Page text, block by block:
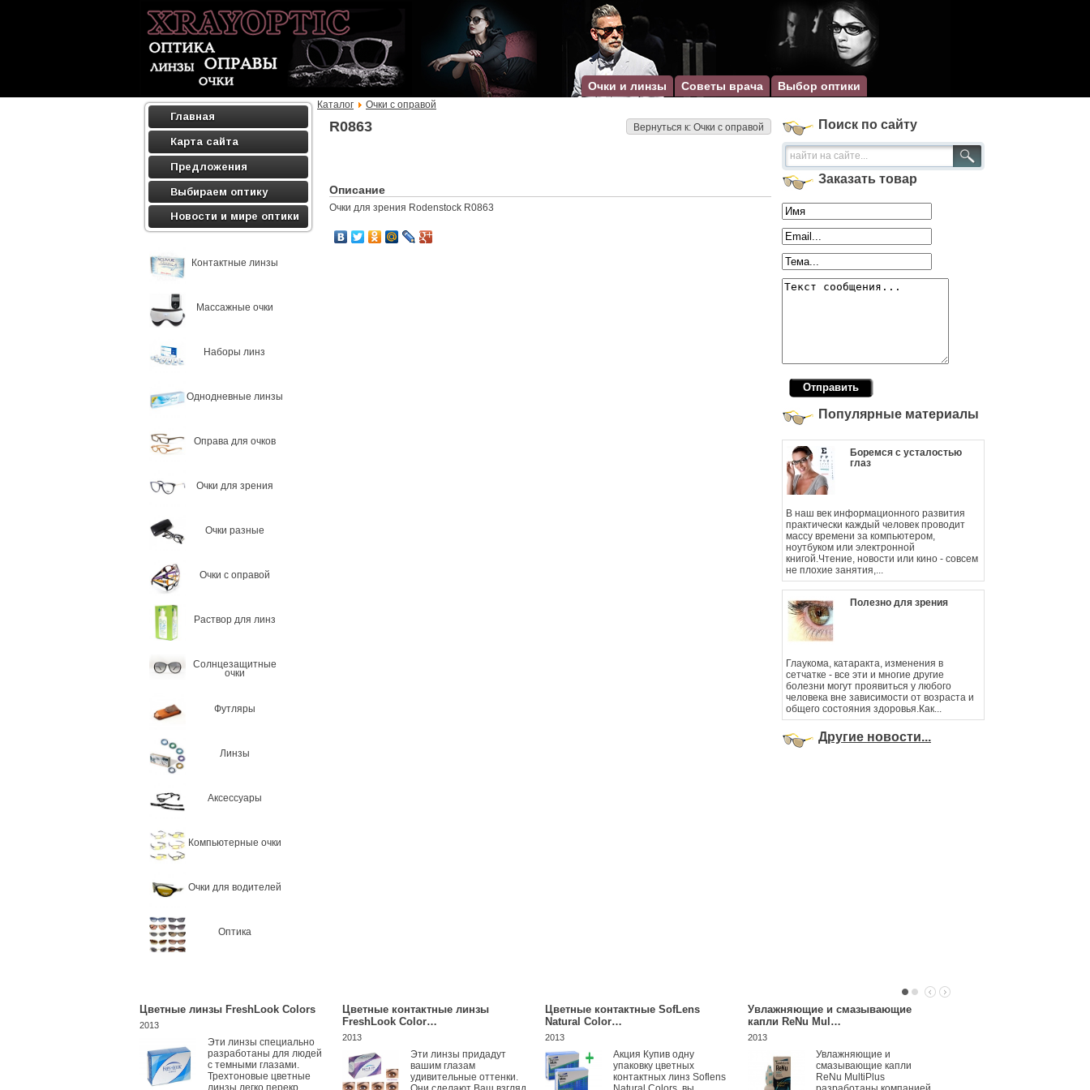
Выбор оптики
Советы врача
Очки и линзы
Главная
Карта сайта
Предложения
Выбираем оптику
Новости и мире оптики
Контактные линзы
Массажные очки
Наборы линз
Однодневные линзы
Оправа для очков
Очки для зрения
Очки разные
Очки с оправой
Раствор для линз
Солнцезащитные
очки
Футляры
Линзы
Аксессуары
Компьютерные очки
Очки для водителей
Оптика
Каталог
Очки с оправой
Вернуться к: Очки с оправой
R0863
Описание
Очки для зрения Rodenstock R0863
Поиск по сайту
Заказать товар
Популярные материалы
Боремся с усталостью
глаз
В наш век информационного развития
практически каждый человек проводит
массу времени за компьютером,
ноутбуком или электронной
книгой.Чтение, новости или кино - совсем
не плохие занятия,...
Полезно для зрения
Глаукома, катаракта, изменения в
сетчатке - все эти и многие другие
болезни могут проявиться у любого
человека вне зависимости от возраста и
общего состояния здоровья.Как...
Другие новости...
Цветные линзы FreshLook Colors
2013
Эти линзы специально
разработаны для людей
с темными глазами.
Трехтоновые цветные
линзы легко перекр...
Цветные контактные линзы
FreshLook Color…
2013
Эти линзы придадут
вашим глазам
удивительные оттенки.
Цветные контактные SofLens
Natural Color…
2013
Акция Купив одну
упаковку цветных
контактных линз Soflens
Увлажняющие и смазывающие
капли ReNu Mul…
2013
Увлажняющие и
смазывающие капли
ReNu MultiPlus